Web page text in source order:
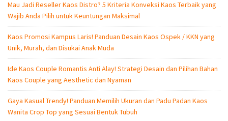
Mau Jadi Reseller Kaos Distro? 5 Kriteria Konveksi Kaos Terbaik yang
Wajib Anda Pilih untuk Keuntungan Maksimal
Kaos Promosi Kampus Laris! Panduan Desain Kaos Ospek / KKN yang
Unik, Murah, dan Disukai Anak Muda
Ide Kaos Couple Romantis Anti Alay! Strategi Desain dan Pilihan Bahan
Kaos Couple yang Aesthetic dan Nyaman
Gaya Kasual Trendy! Panduan Memilih Ukuran dan Padu Padan Kaos
Wanita Crop Top yang Sesuai Bentuk Tubuh